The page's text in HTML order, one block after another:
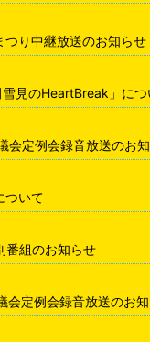
つり中継放送のお知らせ
見のHeartBreak」に
会定例会録音放送のお
ついて
組のお知らせ
会定例会録音放送のお